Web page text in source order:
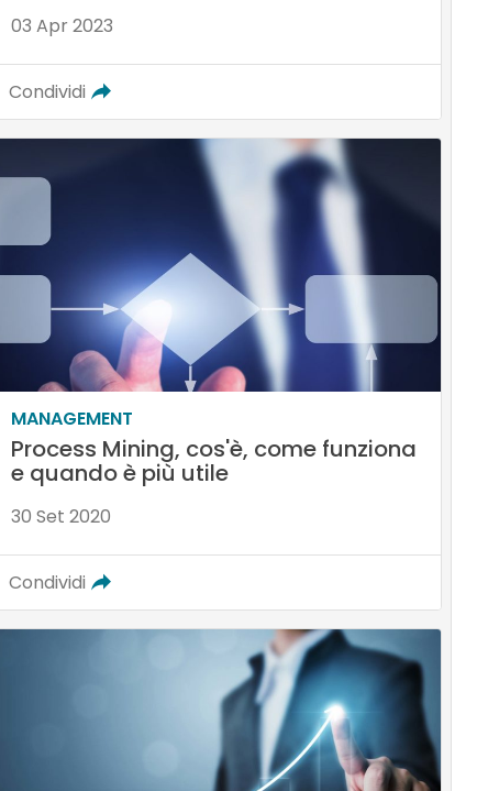
03 Apr 2023
Condividi
MANAGEMENT
Process Mining, cos'è, come funziona
e quando è più utile
30 Set 2020
Condividi